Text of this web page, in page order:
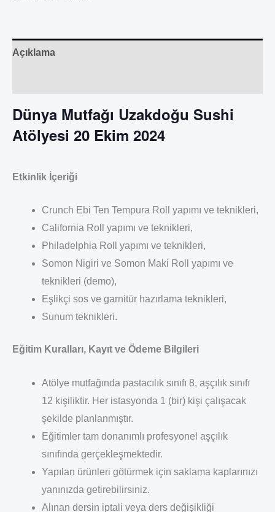
Açıklama
Dünya Mutfağı Uzakdoğu Sushi
Atölyesi 20 Ekim 2024
Etkinlik İçeriği
Crunch Ebi Ten Tempura Roll yapımı ve teknikleri,
California Roll yapımı ve teknikleri,
Philadelphia Roll yapımı ve teknikleri,
Somon Nigiri ve Somon Maki Roll yapımı ve
teknikleri (demo),
Eşlikçi sos ve garnitür hazırlama teknikleri,
Sunum teknikleri.
Eğitim Kuralları, Kayıt ve Ödeme Bilgileri
Atölye mutfağında pastacılık sınıfı 8, aşçılık sınıfı
12 kişiliktir. Her istasyonda 1 (bir) kişi çalışacak
şekilde planlanmıştır.
Eğitimler tam donanımlı profesyonel aşçılık
sınıfında gerçekleşmektedir.
Yapılan ürünleri götürmek için saklama kaplarınızı
yanınızda getirebilirsiniz.
Alınan dersin iptali veya ders değişikliği